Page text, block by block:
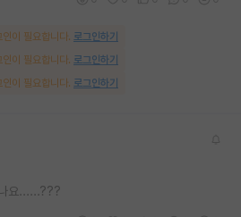
이 필요합니다. 로그인하기
이 필요합니다. 로그인하기
이 필요합니다. 로그인하기
요......???